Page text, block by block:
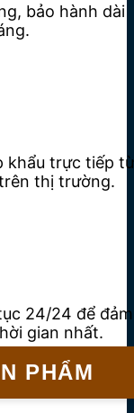
bảo hành dài
khẩu trực tiếp từ
thị trường.
24/24 để đảm
gian nhất.
PHẨM